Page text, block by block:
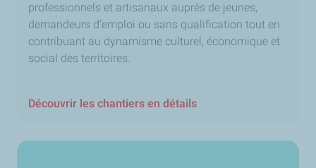
professionnels et artisanaux auprès de jeunes,
demandeurs d’emploi ou sans qualification tout en
contribuant au dynamisme culturel, économique et
social des territoires.
Découvrir les chantiers en détails